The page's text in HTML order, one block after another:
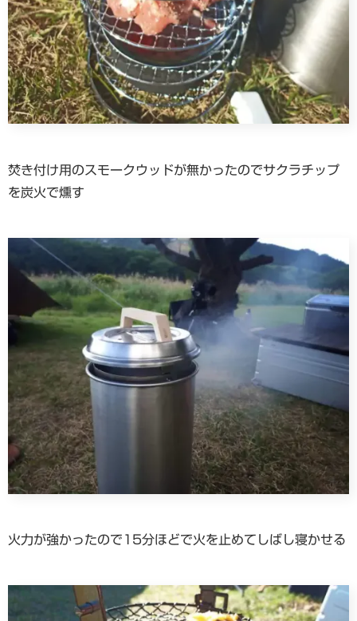
焚き付け用のスモークウッドが無かったのでサクラチップ
を炭火で燻す
火力が強かったので15分ほどで火を止めてしばし寝かせる